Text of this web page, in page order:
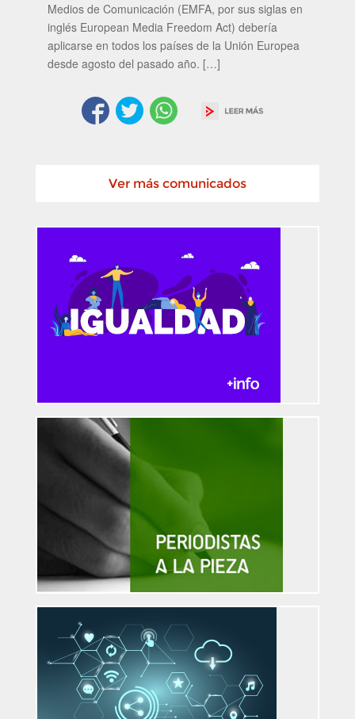
Medios de Comunicación (EMFA, por sus siglas en
inglés European Media Freedom Act) debería
aplicarse en todos los países de la Unión Europea
desde agosto del pasado año. […]
Ver más comunicados